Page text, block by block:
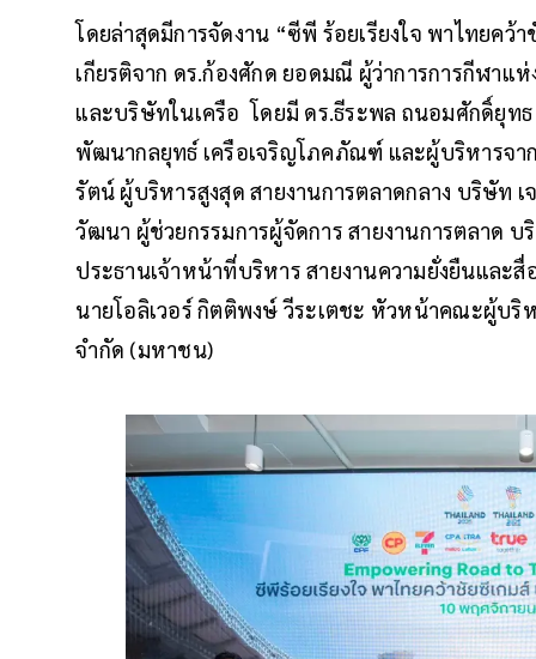
โดยล่าสุดมีการจัดงาน “ซีพี ร้อยเรียงใจ พาไทยคว้
เกียรติจาก ดร.ก้องศักด ยอดมณี ผู้ว่าการการกีฬาแ
และบริษัทในเครือ โดยมี ดร.ธีระพล ถนอมศักดิ์ยุท
พัฒนากลยุทธ์ เครือเจริญโภคภัณฑ์ และผู้บริหารจา
รัตน์ ผู้บริหารสูงสุด สายงานการตลาดกลาง บริษั
วัฒนา ผู้ช่วยกรรมการผู้จัดการ สายงานการตลาด
ประธานเจ้าหน้าที่บริหาร สายงานความยั่งยืนแล
นายโอลิเวอร์ กิตติพงษ์ วีระเตชะ หัวหน้าคณะผู้บ
จำกัด (มหาชน)